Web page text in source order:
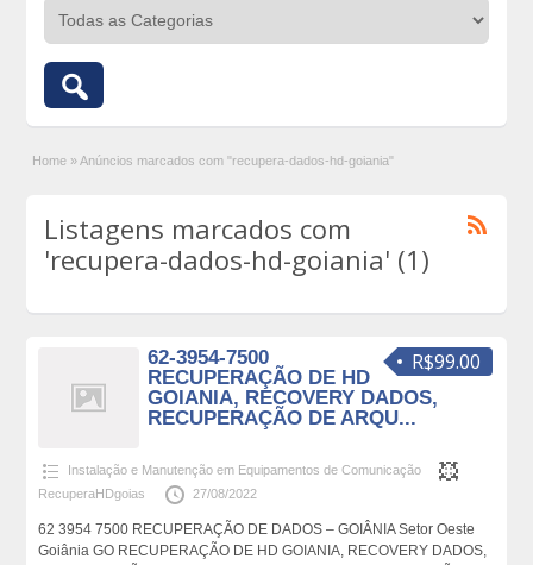
Home » Anúncios marcados com "recupera-dados-hd-goiania"
Listagens marcados com
'recupera-dados-hd-goiania' (1)
R$99.00
62-3954-7500
RECUPERAÇÃO DE HD
GOIANIA, RECOVERY DADOS,
RECUPERAÇÃO DE ARQU...
Instalação e Manutenção em Equipamentos de Comunicação
RecuperaHDgoias
27/08/2022
62 3954 7500 RECUPERAÇÃO DE DADOS – GOIÂNIA Setor Oeste
Goiânia GO RECUPERAÇÃO DE HD GOIANIA, RECOVERY DADOS,